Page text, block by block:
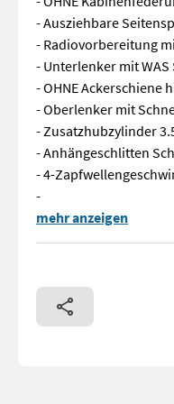
- Ausziehbare
- Radiovorbereitung
- Unterlenker mit
- OHNE Ackerschiene
- Oberlenker mit
- Zusatzhubzylinder
- Anhängeschlitten
- 4-
-
Sofort Verfügbar! //
mehr anzeigen